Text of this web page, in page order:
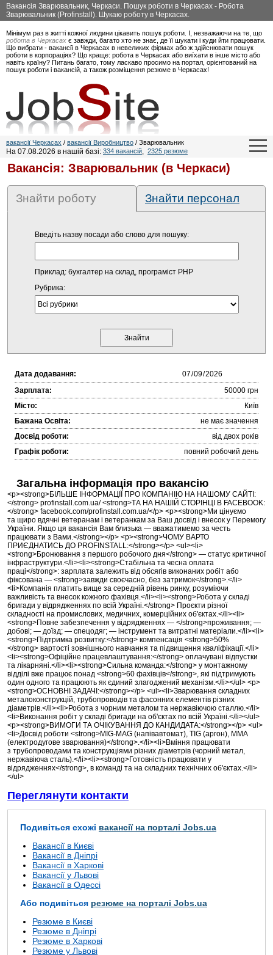
Вакансія Зварювальник, Черкаси. Пошук роботи в Черкасах - Робота
Зварювальник (Profinstall). Шукаю роботу в Черкасах.
Мінімум раз в житті кожної людини цікавить пошук роботи. І, незважаючи на те, що
робота в Черкасах є завжди, багато хто не знає, де її шукати і куди йти працювати.
Що вибрати - вакансії в Черкасах в невеликих фірмах або ж здійснювати пошук
роботи в корпораціях? Що краще: робота в Черкасах або виїхати в інше місто або
навіть країну? Питань багато, тому ласкаво просимо на портал, орієнтований на
пошук роботи і вакансій, а також розміщення резюме в Черкасах!
вакансії Черкасах / вакансії Виробництво / Зварювальник
На 07.08.2026 в нашій базі: 334 вакансій, 2325 резюме
Вакансія: Зварювальник (в Черкаси)
Знайти роботу Знайти персонал
Введіть назву посади або слово для пошуку:
Приклад: бухгалтер на склад, програміст PHP
Рубрика:
Дата додавання:
Зарплата:
50000 грн
Місто:
Київ
Бажана Освіта:
не має значення
Досвід роботи:
від двох років
Графік роботи:
повний робочий день
Загальна інформація про вакансію
<p><strong>БІЛЬШЕ ІНФОРМАЦІЇ ПРО КОМПАНІЮ НА НАШОМУ САЙТІ:
</strong> profinstall.com.ua/ <strong>ТА НА НАШІЙ СТОРІНЦІ В FACEBOOK:
</strong> facebook.com/profinstall.com.ua/</p> <p><strong>Ми цінуємо
та щиро вдячні ветеранам і ветеранкам за Ваш досвід і внесок у Перемогу
України. Якщо ця вакансія Вам близька — вважатимемо за честь
працювати з Вами.</strong></p> <p><strong>ЧОМУ ВАРТО
ПРИЄДНАТИСЬ ДО PROFINSTALL:</strong></p> <ul><li>
<strong>Бронювання з першого робочого дня</strong> — статус критичної
інфраструктури.</li><li><strong>Стабільна та чесна оплата
праці</strong>: зарплата залежить від обсягів виконаних робіт або
фіксована — <strong>завжди своєчасно, без затримок</strong>.</li>
<li>Компанія платить вище за середній рівень ринку, розуміючи
важливість та внесок кожного фахівця.</li><li><strong>Робота у складі
бригади у відрядженнях по всій Україні.</strong> Проєкти різної
складності на промислових, медичних, комерційних об'єктах.</li><li>
<strong>Повне забезпечення у відрядженнях — </strong>проживання; —
добові; — доїзд; — спецодяг; — інструмент та витратні матеріали.</li><li>
<strong>Підтримка розвитку:</strong> компенсація <strong>50%
</strong> вартості зовнішнього навчання та підвищення кваліфікації.</li>
<li><strong>Офіційне працевлаштування:</strong> оплачувані відпустки
та лікарняні.</li><li><strong>Сильна команда:</strong> у монтажному
відділі вже працює понад <strong>60 фахівців</strong>, які підтримують
один одного та працюють як єдиний злагоджений механізм.</li></ul> <p>
<strong>ОСНОВНІ ЗАДАЧІ:</strong></p> <ul><li>Зварювання складних
металоконструкцій, трубопроводів та фасонних елементів різних
діаметрів.</li><li>Робота з чорним металом та нержавіючою сталлю.</li>
<li>Виконання робіт у складі бригади на об'єктах по всій Україні.</li></ul>
<p><strong>ВИМОГИ ТА ОЧІКУВАННЯ ДО КАНДИДАТА:</strong></p> <ul>
<li>Досвід роботи <strong>MIG-MAG (напівавтомат), TIG (аргон), MMA
(електродугове зварювання)</strong>.</li><li>Вміння працювати
з трубопроводами та конструкціями різних діаметрів (чорний метал,
нержавіюча сталь).</li><li><strong>Готовність працювати у
відрядженнях</strong>, в команді та на складних технічних об'єктах.</li>
</ul>
Переглянути контакти
Подивіться схожі вакансії на порталі Jobs.ua
Вакансії в Києві
Вакансії в Дніпрі
Вакансії в Харкові
Вакансії у Львові
Вакансії в Одессі
Або подивіться резюме на порталі Jobs.ua
Резюме в Києві
Резюме в Дніпрі
Резюме в Харкові
Резюме у Львові